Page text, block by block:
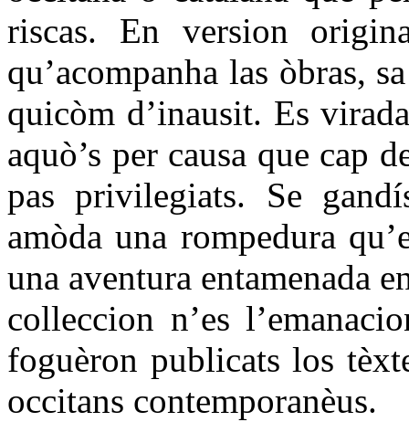
riscas. En version
qu’acompanha las òbras,
quicòm d’inausit. Es
aquò’s per causa que cap
pas privilegiats. Se
amòda una rompedura
una aventura entamenada
colleccion n’es
foguèron publicats los
occitans contemporanèus.